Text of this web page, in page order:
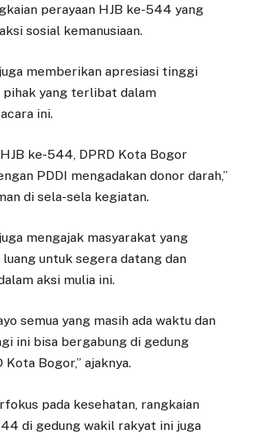
perayaan HJB ke-544 yang
sosial kemanusiaan.
memberikan apresiasi tinggi
pihak yang terlibat dalam
ini.
ke-544, DPRD Kota Bogor
PDDI mengadakan donor darah,”
di sela-sela kegiatan.
mengajak masyarakat yang
untuk segera datang dan
aksi mulia ini.
semua yang masih ada waktu dan
ini bisa bergabung di gedung
Bogor,” ajaknya.
pada kesehatan, rangkaian
di gedung wakil rakyat ini juga